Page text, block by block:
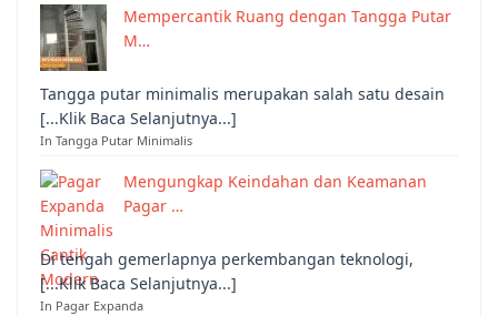
Mempercantik Ruang dengan Tangga Putar
M…
Tangga putar minimalis merupakan salah satu desain
[...Klik Baca Selanjutnya...]
In Tangga Putar Minimalis
Mengungkap Keindahan dan Keamanan
Pagar …
Di tengah gemerlapnya perkembangan teknologi,
[...Klik Baca Selanjutnya...]
In Pagar Expanda